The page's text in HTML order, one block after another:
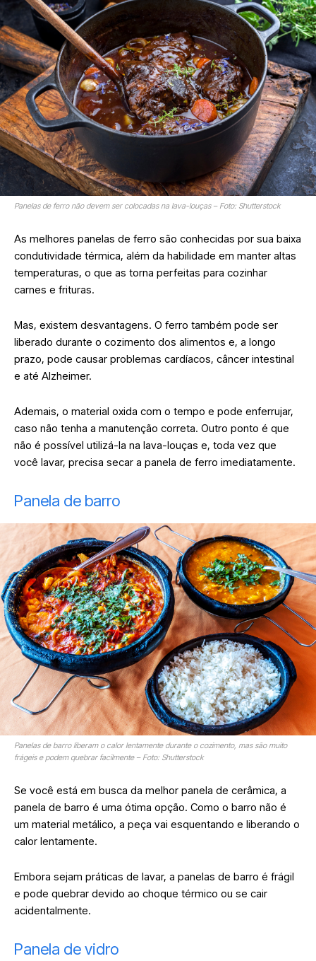
Panelas de ferro não devem ser colocadas na lava-louças – Foto: Shutterstock
As melhores panelas de ferro são conhecidas por sua baixa
condutividade térmica, além da habilidade em manter altas
temperaturas, o que as torna perfeitas para cozinhar
carnes e frituras.
Mas, existem desvantagens. O ferro também pode ser
liberado durante o cozimento dos alimentos e, a longo
prazo, pode causar problemas cardíacos, câncer intestinal
e até Alzheimer.
Ademais, o material oxida com o tempo e pode enferrujar,
caso não tenha a manutenção correta. Outro ponto é que
não é possível utilizá-la na lava-louças e, toda vez que
você lavar, precisa secar a panela de ferro imediatamente.
Panela de barro
Panelas de barro liberam o calor lentamente durante o cozimento, mas são muito
frágeis e podem quebrar facilmente – Foto: Shutterstock
Se você está em busca da melhor panela de cerâmica, a
panela de barro é uma ótima opção. Como o barro não é
um material metálico, a peça vai esquentando e liberando o
calor lentamente.
Embora sejam práticas de lavar, a panelas de barro é frágil
e pode quebrar devido ao choque térmico ou se cair
acidentalmente.
Panela de vidro